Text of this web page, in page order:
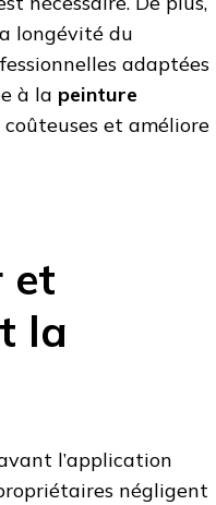
longévité du
adaptées
à la peinture
et améliore
et
la
l’application
négligent